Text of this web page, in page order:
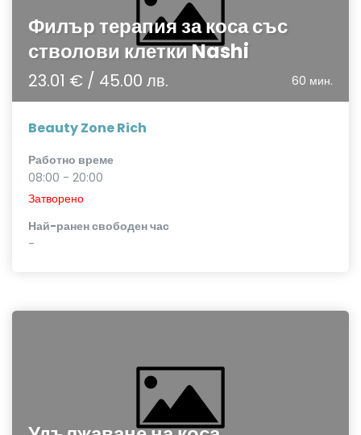
Филър терапия за коса със
стволови клетки Nashi
23.01 € / 45.00 лв. 60 мин.
Beauty Zone Rich
Работно време
08:00 - 20:00
Затворено
Най-ранен свободен час
-